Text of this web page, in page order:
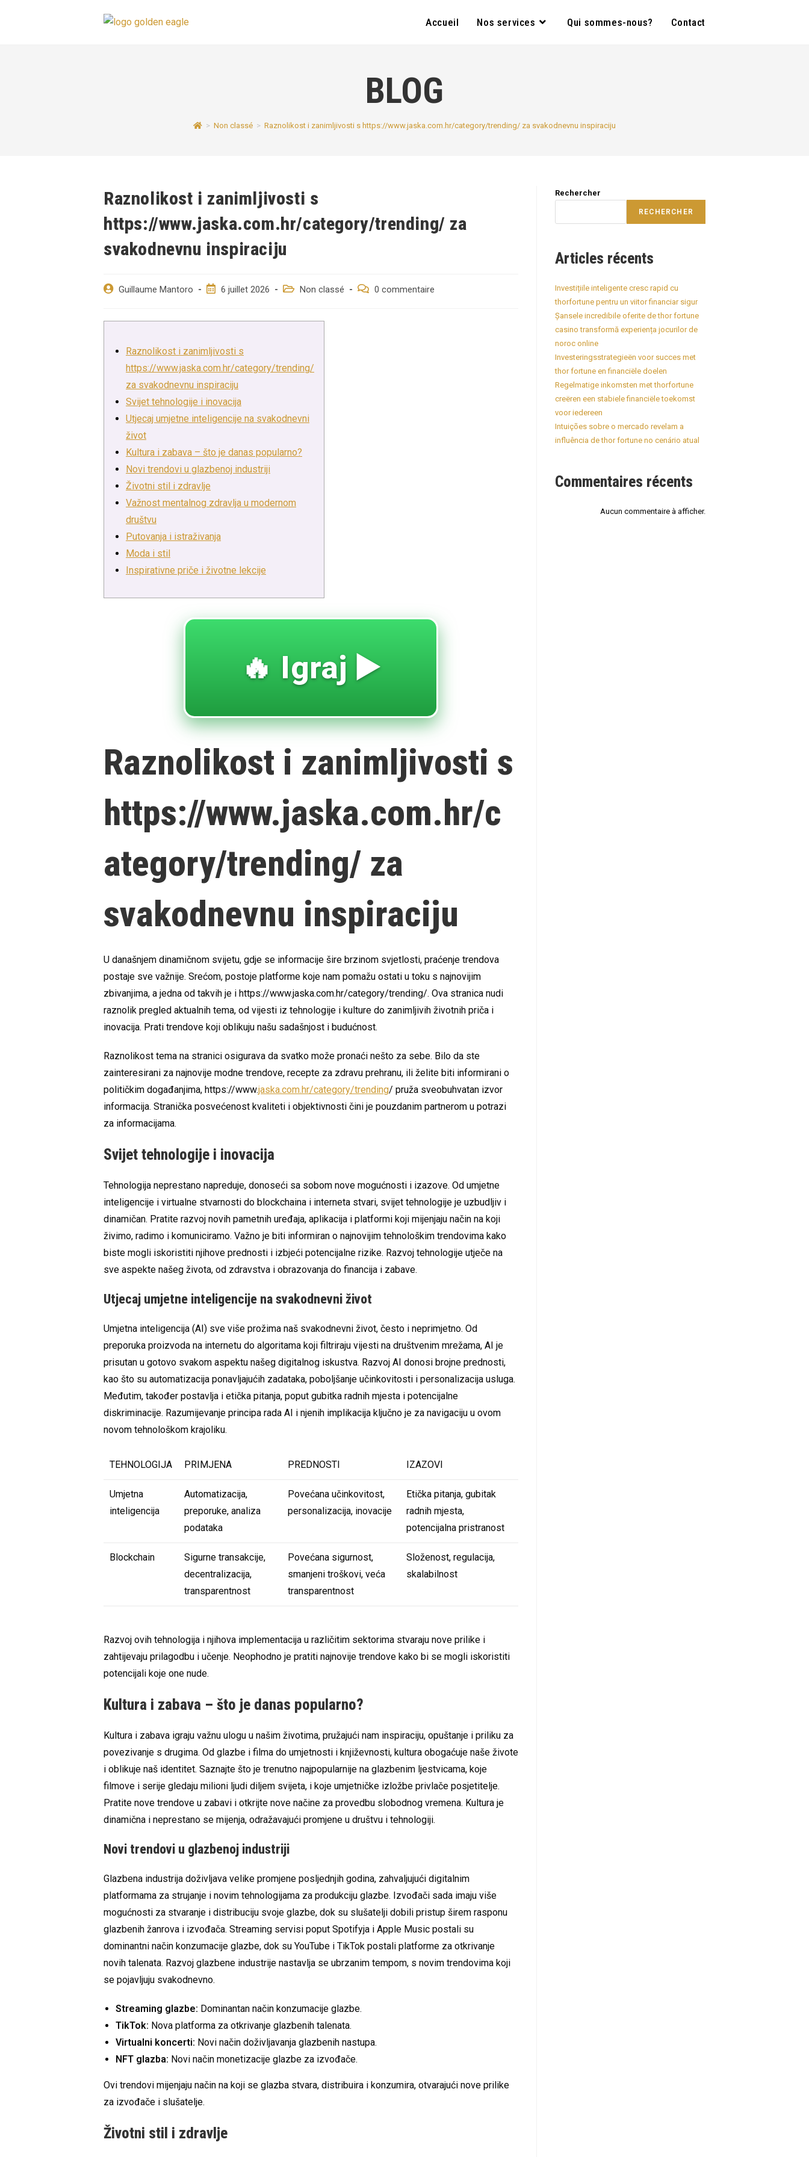
Accueil Nos services Qui sommes-nous? Contact
BLOG
> Non classé > Raznolikost i zanimljivosti s https://www.jaska.com.hr/category/trending/ za svakodnevnu inspiraciju
Raznolikost i zanimljivosti s
https://www.jaska.com.hr/category/trending/ za
svakodnevnu inspiraciju
Auteur/autrice
Guillaume Mantoro
Post6 juillet 2026
Post
Non classé
Post 0 commentaire
Raznolikost i zanimljivosti s
https://www.jaska.com.hr/category/trending/
za svakodnevnu inspiraciju
Svijet tehnologije i inovacija
Utjecaj umjetne inteligencije na svakodnevni
život
Kultura i zabava – što je danas popularno?
Novi trendovi u glazbenoj industriji
Životni stil i zdravlje
Važnost mentalnog zdravlja u modernom
društvu
Putovanja i istraživanja
Moda i stil
Inspirativne priče i životne lekcije
🔥 Igraj ▶️
Raznolikost i zanimljivosti s
https://www.jaska.com.hr/c
ategory/trending/ za
svakodnevnu inspiraciju
U današnjem dinamičnom svijetu, gdje se informacije šire brzinom svjetlosti, praćenje trendova
postaje sve važnije. Srećom, postoje platforme koje nam pomažu ostati u toku s najnovijim
zbivanjima, a jedna od takvih je i https://www.jaska.com.hr/category/trending/. Ova stranica nudi
raznolik pregled aktualnih tema, od vijesti iz tehnologije i kulture do zanimljivih životnih priča i
inovacija. Prati trendove koji oblikuju našu sadašnjost i budućnost.
Raznolikost tema na stranici osigurava da svatko može pronaći nešto za sebe. Bilo da ste
zainteresirani za najnovije modne trendove, recepte za zdravu prehranu, ili želite biti informirani o
političkim događanjima, https://www.jaska.com.hr/category/trending/ pruža sveobuhvatan izvor
informacija. Stranička posvećenost kvaliteti i objektivnosti čini je pouzdanim partnerom u potrazi
za informacijama.
Svijet tehnologije i inovacija
Tehnologija neprestano napreduje, donoseći sa sobom nove mogućnosti i izazove. Od umjetne
inteligencije i virtualne stvarnosti do blockchaina i interneta stvari, svijet tehnologije je uzbudljiv i
dinamičan. Pratite razvoj novih pametnih uređaja, aplikacija i platformi koji mijenjaju način na koji
živimo, radimo i komuniciramo. Važno je biti informiran o najnovijim tehnološkim trendovima kako
biste mogli iskoristiti njihove prednosti i izbjeći potencijalne rizike. Razvoj tehnologije utječe na
sve aspekte našeg života, od zdravstva i obrazovanja do financija i zabave.
Utjecaj umjetne inteligencije na svakodnevni život
Umjetna inteligencija (AI) sve više prožima naš svakodnevni život, često i neprimjetno. Od
preporuka proizvoda na internetu do algoritama koji filtriraju vijesti na društvenim mrežama, AI je
prisutan u gotovo svakom aspektu našeg digitalnog iskustva. Razvoj AI donosi brojne prednosti,
kao što su automatizacija ponavljajućih zadataka, poboljšanje učinkovitosti i personalizacija usluga.
Međutim, također postavlja i etička pitanja, poput gubitka radnih mjesta i potencijalne
diskriminacije. Razumijevanje principa rada AI i njenih implikacija ključno je za navigaciju u ovom
novom tehnološkom krajoliku.
TEHNOLOGIJA PRIMJENA PREDNOSTI IZAZOVI
Umjetna
inteligencija
Automatizacija,
preporuke, analiza
podataka
Povećana učinkovitost,
personalizacija, inovacije
Etička pitanja, gubitak
radnih mjesta,
potencijalna pristranost
Blockchain
Sigurne transakcije,
decentralizacija,
transparentnost
Povećana sigurnost,
smanjeni troškovi, veća
transparentnost
Složenost, regulacija,
skalabilnost
Razvoj ovih tehnologija i njihova implementacija u različitim sektorima stvaraju nove prilike i
zahtijevaju prilagodbu i učenje. Neophodno je pratiti najnovije trendove kako bi se mogli iskoristiti
potencijali koje one nude.
Kultura i zabava – što je danas popularno?
Kultura i zabava igraju važnu ulogu u našim životima, pružajući nam inspiraciju, opuštanje i priliku za
povezivanje s drugima. Od glazbe i filma do umjetnosti i književnosti, kultura obogaćuje naše živote
i oblikuje naš identitet. Saznajte što je trenutno najpopularnije na glazbenim ljestvicama, koje
filmove i serije gledaju milioni ljudi diljem svijeta, i koje umjetničke izložbe privlače posjetitelje.
Pratite nove trendove u zabavi i otkrijte nove načine za provedbu slobodnog vremena. Kultura je
dinamična i neprestano se mijenja, odražavajući promjene u društvu i tehnologiji.
Novi trendovi u glazbenoj industriji
Glazbena industrija doživljava velike promjene posljednjih godina, zahvaljujući digitalnim
platformama za strujanje i novim tehnologijama za produkciju glazbe. Izvođači sada imaju više
mogućnosti za stvaranje i distribuciju svoje glazbe, dok su slušatelji dobili pristup širem rasponu
glazbenih žanrova i izvođača. Streaming servisi poput Spotifyja i Apple Music postali su
dominantni način konzumacije glazbe, dok su YouTube i TikTok postali platforme za otkrivanje
novih talenata. Razvoj glazbene industrije nastavlja se ubrzanim tempom, s novim trendovima koji
se pojavljuju svakodnevno.
Streaming glazbe: Dominantan način konzumacije glazbe.
TikTok: Nova platforma za otkrivanje glazbenih talenata.
Virtualni koncerti: Novi način doživljavanja glazbenih nastupa.
NFT glazba: Novi način monetizacije glazbe za izvođače.
Ovi trendovi mijenjaju način na koji se glazba stvara, distribuira i konzumira, otvarajući nove prilike
za izvođače i slušatelje.
Životni stil i zdravlje
Rechercher
RECHERCHER
Articles récents
Investițiile inteligente cresc rapid cu
thorfortune pentru un viitor financiar sigur
Șansele incredibile oferite de thor fortune
casino transformă experiența jocurilor de
noroc online
Investeringsstrategieën voor succes met
thor fortune en financiële doelen
Regelmatige inkomsten met thorfortune
creëren een stabiele financiële toekomst
voor iedereen
Intuições sobre o mercado revelam a
influência de thor fortune no cenário atual
Commentaires récents
Aucun commentaire à afficher.